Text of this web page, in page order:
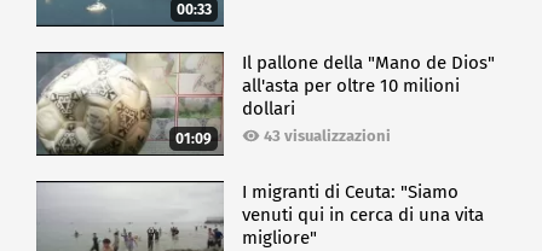
00:33
01:09
Il pallone della "Mano de Dios"
all'asta per oltre 10 milioni
dollari
43 visualizzazioni
I migranti di Ceuta: "Siamo
venuti qui in cerca di una vita
migliore"